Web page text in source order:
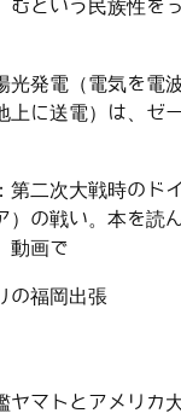
むという民族性を
光発電（電気を電
上に送電）は、ゼ
第二次大戦時のド
）の戦い。本を読
動画で
の福岡出張
ヤマトとアメリカ